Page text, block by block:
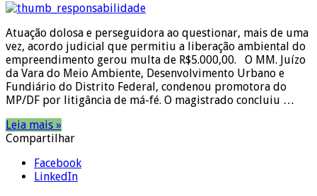
Atuação dolosa e perseguidora ao questionar, mais de uma
vez, acordo judicial que permitiu a liberação ambiental do
empreendimento gerou multa de R$5.000,00. O MM. Juízo
da Vara do Meio Ambiente, Desenvolvimento Urbano e
Fundiário do Distrito Federal, condenou promotora do
MP/DF por litigância de má-fé. O magistrado concluiu …
Leia mais »
Compartilhar
Facebook
LinkedIn